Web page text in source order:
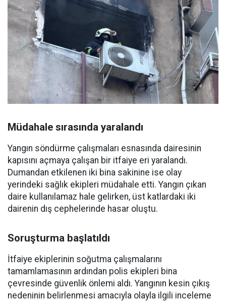
Müdahale sırasında yaralandı
Yangın söndürme çalışmaları esnasında dairesinin
kapısını açmaya çalışan bir itfaiye eri yaralandı.
Dumandan etkilenen iki bina sakinine ise olay
yerindeki sağlık ekipleri müdahale etti. Yangın çıkan
daire kullanılamaz hale gelirken, üst katlardaki iki
dairenin dış cephelerinde hasar oluştu.
Soruşturma başlatıldı
İtfaiye ekiplerinin soğutma çalışmalarını
tamamlamasının ardından polis ekipleri bina
çevresinde güvenlik önlemi aldı. Yangının kesin çıkış
nedeninin belirlenmesi amacıyla olayla ilgili inceleme